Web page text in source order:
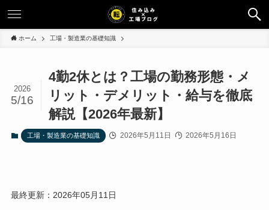
ホーム 工場・製造業の基礎知識
4勤2休とは？工場の勤務形態・メ
リット・デメリット・給与を徹底
解説【2026年最新】
2026
5/16
工場・製造業の基礎知識 2026年5月11日 2026年5月16日
最終更新：2026年05月11日